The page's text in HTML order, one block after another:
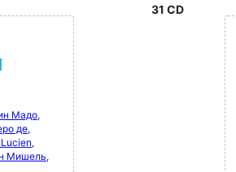
и
Sound: The
граммовом
на каждом
Мадо,
де,
Мишель,
31 CD